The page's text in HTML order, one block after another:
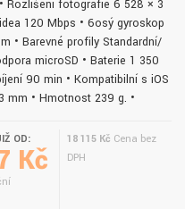
Rozlišení fotografie 6 528 × 3
120 Mbps • 6osý gyroskop
• Barevné profily Standardní/
microSD • Baterie 1 350
90 min • Kompatibilní s iOS
mm • Hmotnost 239 g. •
OD:
Kč
18 115 Kč Cena bez
DPH